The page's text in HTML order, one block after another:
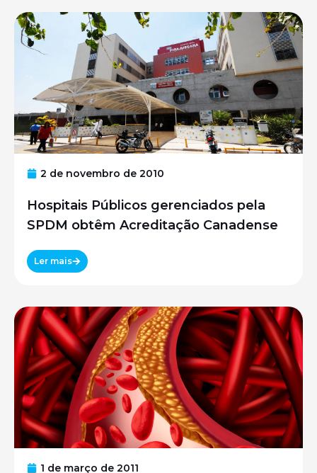
2 de novembro de 2010
Hospitais Públicos gerenciados pela
SPDM obtêm Acreditação Canadense
Ler mais
1 de março de 2011